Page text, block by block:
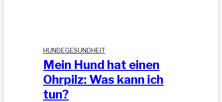
HUNDEGESUNDHEIT
Mein Hund hat einen
Ohrpilz: Was kann ich
tun?